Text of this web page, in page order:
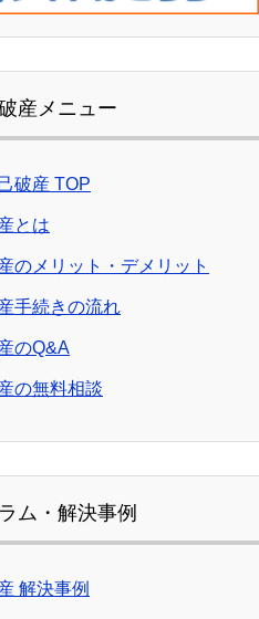
産メニュー
破産 TOP
とは
のメリット・デメリット
手続きの流れ
のQ&A
の無料相談
ム・解決事例
解決事例